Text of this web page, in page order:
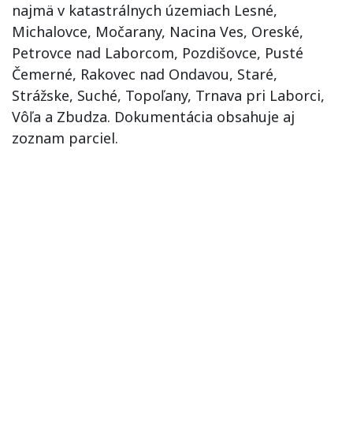
najmä v katastrálnych územiach Lesné,
Michalovce, Močarany, Nacina Ves, Oreské,
Petrovce nad Laborcom, Pozdišovce, Pusté
Čemerné, Rakovec nad Ondavou, Staré,
Strážske, Suché, Topoľany, Trnava pri Laborci,
Vôľa a Zbudza. Dokumentácia obsahuje aj
zoznam parciel.